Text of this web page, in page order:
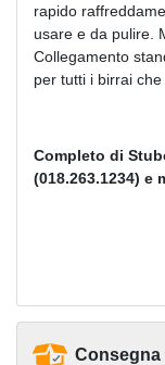
rapido
usare e da pulire.
Collegamento
per tutti i birrai
Completo di S
(018.263.1234) e
Consegna